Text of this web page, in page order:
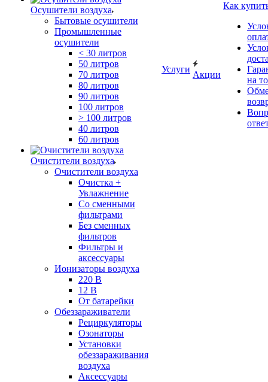
Осушители воздуха
Бытовые осушители
Промышленные
осушители
< 30 литров
50 литров
70 литров
80 литров
90 литров
100 литров
> 100 литров
40 литров
60 литров
Очистители воздуха
Очистители воздуха
Очистка +
Увлажнение
Cо сменными
фильтрами
Без сменных
фильтров
Фильтры и
аксессуары
Ионизаторы воздуха
220 В
12 В
От батарейки
Обеззараживатели
Рециркуляторы
Озонаторы
Установки
обеззараживания
воздуха
Аксессуары
Услуги
Акции
Как
на